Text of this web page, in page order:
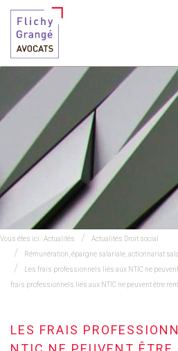
Vous êtes ici :Actualités
Actualités Droit social
Rémunération, épargne salariale, actionnariat
Les frais professionnels liés aux NTIC ne
frais professionnels liés aux NTIC ne peuvent être
LES FRAIS